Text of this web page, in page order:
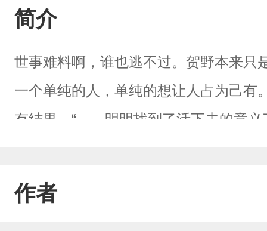
简介
世事难料啊，谁也逃不过。贺野本来只
一个单纯的人，单纯的想让人占为己有
有结果。“……明明找到了活下去的意义
作者